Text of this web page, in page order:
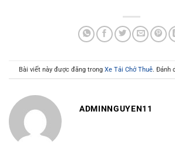
Bài viết này được đăng trong Xe Tải Chở Thuê. Đánh
ADMINNGUYEN11